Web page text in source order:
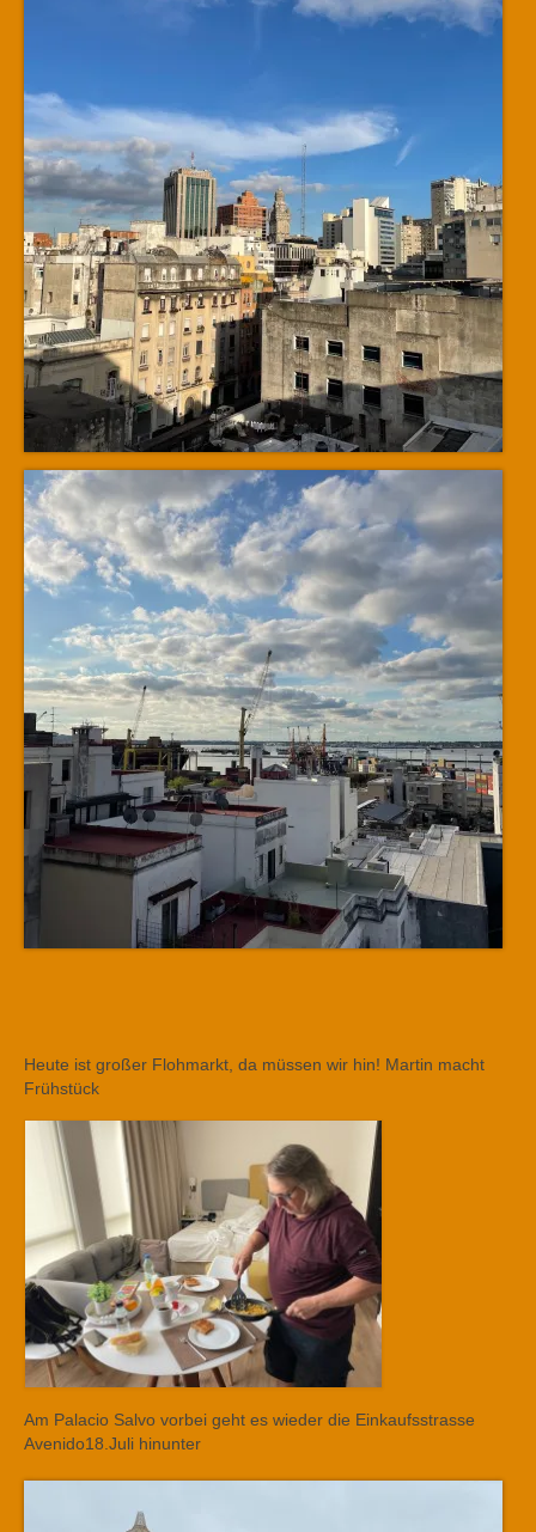
Heute ist großer Flohmarkt, da müssen wir hin! Martin macht
Frühstück
Am Palacio Salvo vorbei geht es wieder die Einkaufsstrasse
Avenido18.Juli hinunter